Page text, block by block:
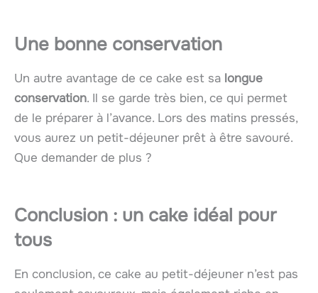
Une bonne conservation
Un autre avantage de ce cake est sa longue
conservation. Il se garde très bien, ce qui permet
de le préparer à l’avance. Lors des matins pressés,
vous aurez un petit-déjeuner prêt à être savouré.
Que demander de plus ?
Conclusion : un cake idéal pour
tous
En conclusion, ce cake au petit-déjeuner n’est pas